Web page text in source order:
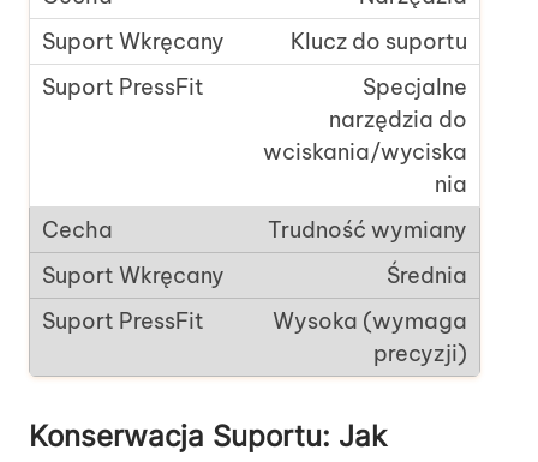
Klucz do suportu
Specjalne
narzędzia do
wciskania/wyciska
nia
Trudność wymiany
Średnia
Wysoka (wymaga
precyzji)
Konserwacja Suportu: Jak